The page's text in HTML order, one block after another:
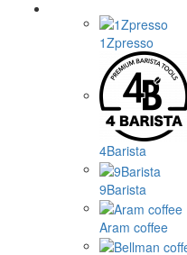
1Zpresso
4Barista
9Barista
Aram coffee